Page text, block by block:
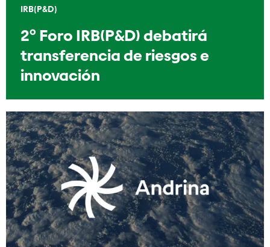
IRB(P&D)
2º Foro IRB(P&D) debatirá
transferencia de riesgos e
innovación